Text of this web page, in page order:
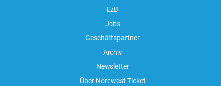
EzB
Jobs
Geschäftspartner
Archiv
Newsletter
Über Nordwest Ticket